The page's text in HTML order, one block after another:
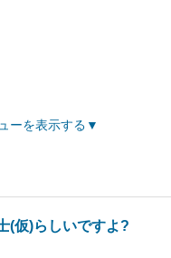
ーを表示する
(仮)らしいですよ?